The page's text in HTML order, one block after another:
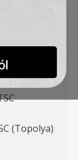
(Topolya)